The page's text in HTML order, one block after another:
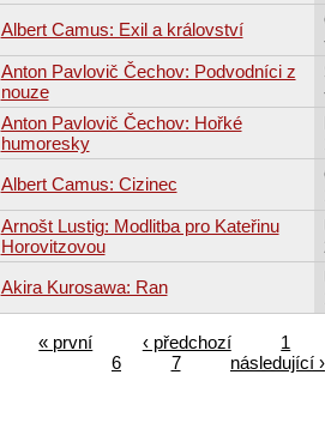
Albert Camus: Exil a království
Anton Pavlovič Čechov: Podvodníci z
nouze
Anton Pavlovič Čechov: Hořké
humoresky
Albert Camus: Cizinec
Arnošt Lustig: Modlitba pro Kateřinu
Horovitzovou
Akira Kurosawa: Ran
« první ‹ předchozí 1
6
7 následující ›